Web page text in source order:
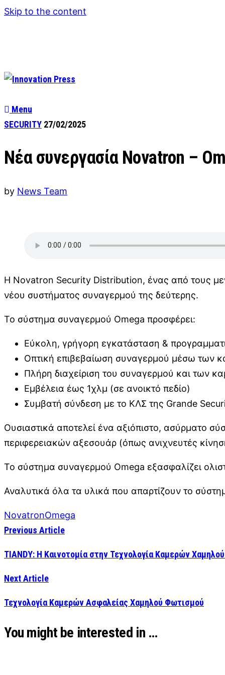
Skip to the content
Menu
SECURITY 27/02/2025
Νέα συνεργασία Novatron –
by News Team
Η Novatron Security Distribution, ένας από τους
νέου συστήματος συναγερμού της δεύτερης.
Το σύστημα συναγερμού Omega προσφέρει:
Εύκολη, γρήγορη εγκατάσταση &
Οπτική επιβεβαίωση συναγερμού μέσω των
Πλήρη διαχείριση του συναγερμού και των
Εμβέλεια έως 1χλμ (σε ανοικτό πεδίο)
Συμβατή σύνδεση με το ΚΛΣ της Grande
Ουσιαστικά αποτελεί ένα αξιόπιστο, ασύρματο
περιφερειακών αξεσουάρ (όπως ανιχνευτές
Το σύστημα συναγερμού Omega εξασφαλίζει
Αναλυτικά όλα τα υλικά που απαρτίζουν το
NovatronOmega
Previous Article
TIANDY: Η Καινοτομία στην Τεχνολογία Καμερών
Next Article
Τεχνολογία Καμερών Ασφαλείας Χαμηλού Φωτισμού
You might be interested in …